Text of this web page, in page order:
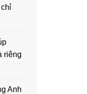
riêng
Anh